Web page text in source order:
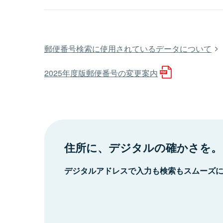
郵便番号検索に使用されているデータについて
2025年度版郵便番号の変更案内
住所に、デジタルの確かさを。
デジタルアドレスで入力も検索もスムーズ